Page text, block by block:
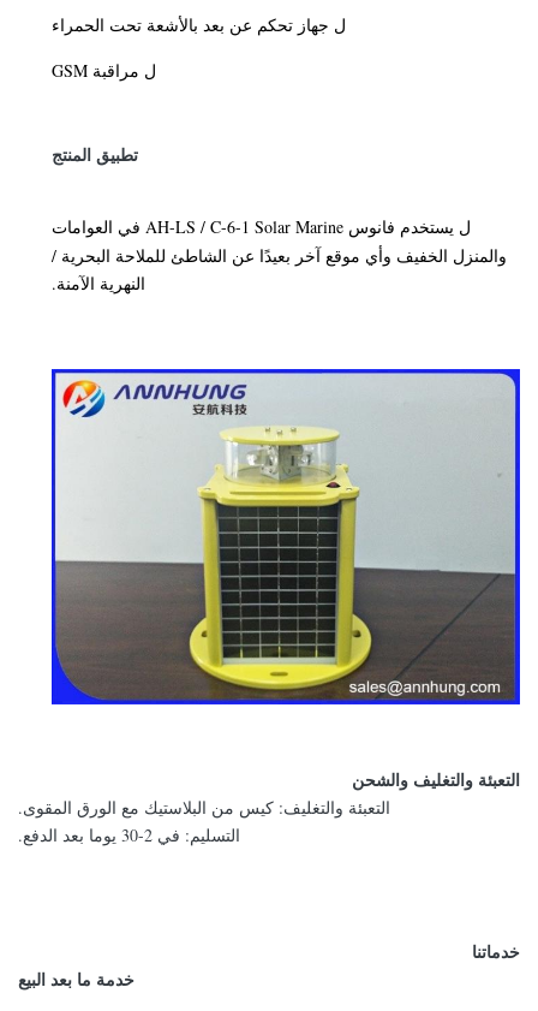
ل جهاز تحكم عن بعد بالأشعة تحت الحمراء
ل مراقبة GSM
تطبيق المنتج
ل
يستخدم فانوس AH-LS / C-6-1 Solar Marine في العوامات
والمنزل الخفيف وأي موقع آخر بعيدًا عن الشاطئ للملاحة البحرية /
النهرية الآمنة.
التعبئة والتغليف والشحن
التعبئة والتغليف: كيس من البلاستيك مع الورق المقوى.
التسليم: في 2-30 يوما بعد الدفع.
خدماتنا
خدمة ما بعد البيع